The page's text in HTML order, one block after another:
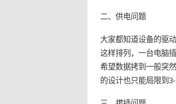
二、供电问题
大家都知道设备的驱
这样排列，一台电脑
希望数据拷到一般突
的设计也只能局限到